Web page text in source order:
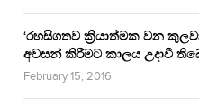
‘රහසිගතව ක්‍රියාත්මක වන
අවසන් කිරීමට කාලය උදාවී
February 15, 2016